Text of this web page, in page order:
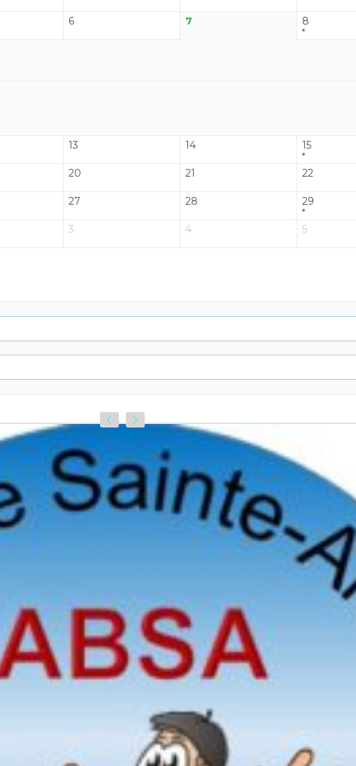
6 7 8
13 14 15
20 21 22
27 28 29
3 4 5